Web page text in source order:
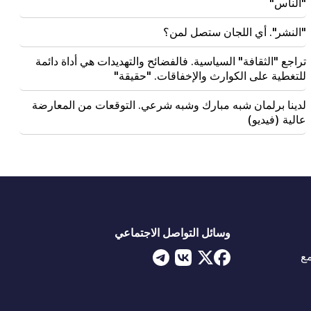
"الناس"
"النشر". أي اللجان ستصل لمن؟
تراجع "الثقافة" السياسية. فالفضائح والتهديدات هي أداة دائمة
للتغطية على الكوارث والإخفاقات. "حقيقة"
لدينا برلمان شبه مبارك وشبه شرعي. التوقعات من المعارضة
عالية (فيديو)
وسائل التواصل الاجتماعي